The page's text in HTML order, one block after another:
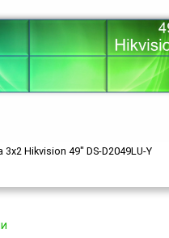
Hikvision 49" DS-D2049LU-Y